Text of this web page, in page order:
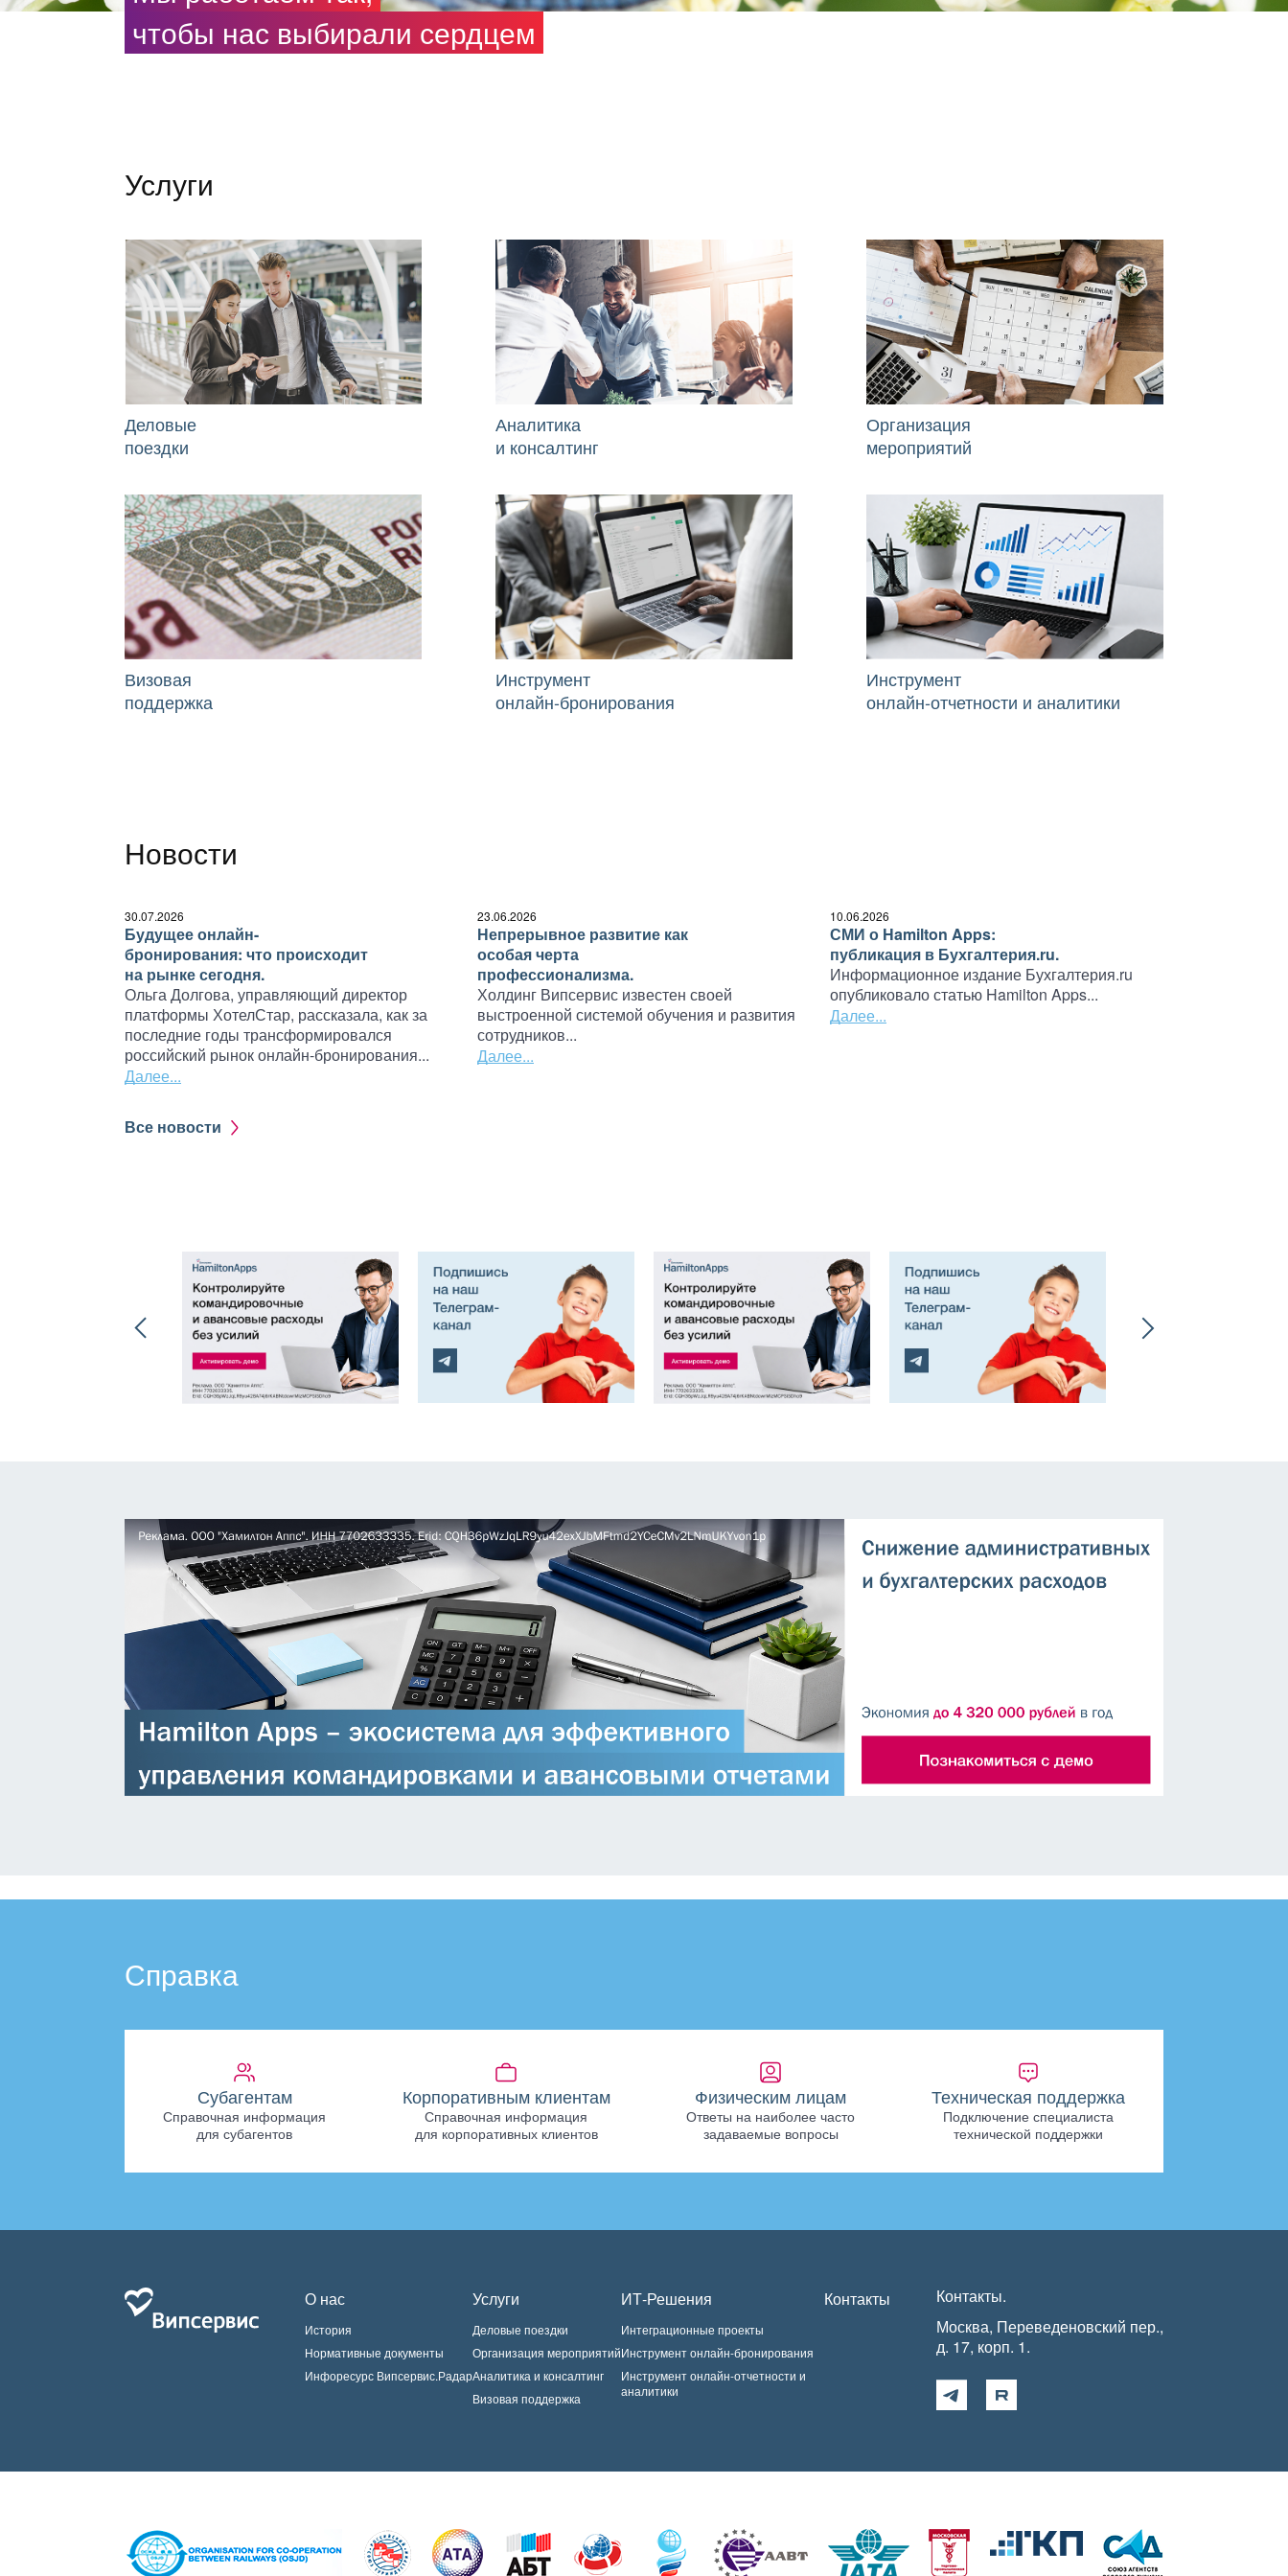
чтобы нас выбирали сердцем
Услуги
Деловые
поездки
Аналитика
и консалтинг
Организация
мероприятий
Визовая
поддержка
Инструмент
онлайн-бронирования
Инструмент
онлайн-отчетности и аналитики
Новости
30.07.2026
Будущее онлайн-
бронирования: что происходит
на рынке сегодня.
Ольга Долгова, управляющий директор
платформы ХотелСтар, рассказала, как за
последние годы трансформировался
российский рынок онлайн-бронирования...
Далее...
23.06.2026
Непрерывное развитие как
особая черта
профессионализма.
Холдинг Випсервис известен своей
выстроенной системой обучения и развития
сотрудников...
Далее...
10.06.2026
СМИ о Hamilton Apps:
публикация в Бухгалтерия.ru.
Информационное издание Бухгалтерия.ru
опубликовало статью Hamilton Apps...
Далее...
Все новости
Справка
Субагентам
Справочная информация
для субагентов
Корпоративным клиентам
Справочная информация
для корпоративных клиентов
Физическим лицам
Ответы на наиболее часто
задаваемые вопросы
Техническая поддержка
Подключение специалиста
технической поддержки
О нас
История
Нормативные документы
Инфоресурс Випсервис.Радар
Услуги
Деловые поездки
Организация мероприятий
Аналитика и консалтинг
Визовая поддержка
ИТ-Решения
Интеграционные проекты
Инструмент онлайн-бронирования
Инструмент онлайн-отчетности и
аналитики
Контакты
Контакты.
Москва, Переведеновский пер.,
д. 17, корп. 1.